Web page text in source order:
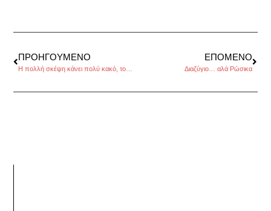
ΠΡΟΗΓΟΎΜΕΝΟ ΕΠΌΜΕΝΟ
Διαζύγιο… αλά Ρώσικα